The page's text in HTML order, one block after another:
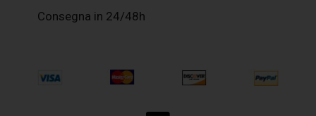
Consegna in 24/48h